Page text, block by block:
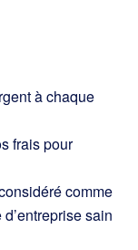
à chaque
frais pour
comme
sain